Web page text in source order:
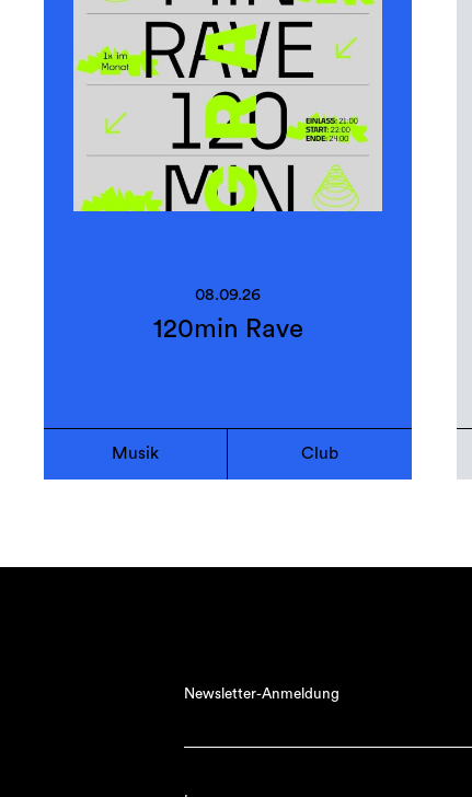
08.09.26
120min Rave
Musik Club
Newsletter-Anmeldung